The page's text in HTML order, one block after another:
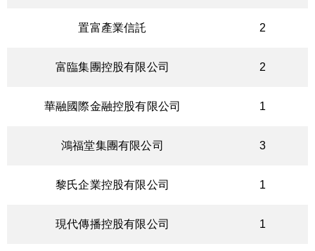
置富產業信託 2
富臨集團控股有限公司 2
華融國際金融控股有限公司 1
鴻福堂集團有限公司 3
黎氏企業控股有限公司 1
現代傳播控股有限公司 1